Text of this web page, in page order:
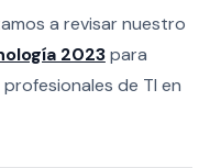
a revisar nuestro
2023para
de TI en